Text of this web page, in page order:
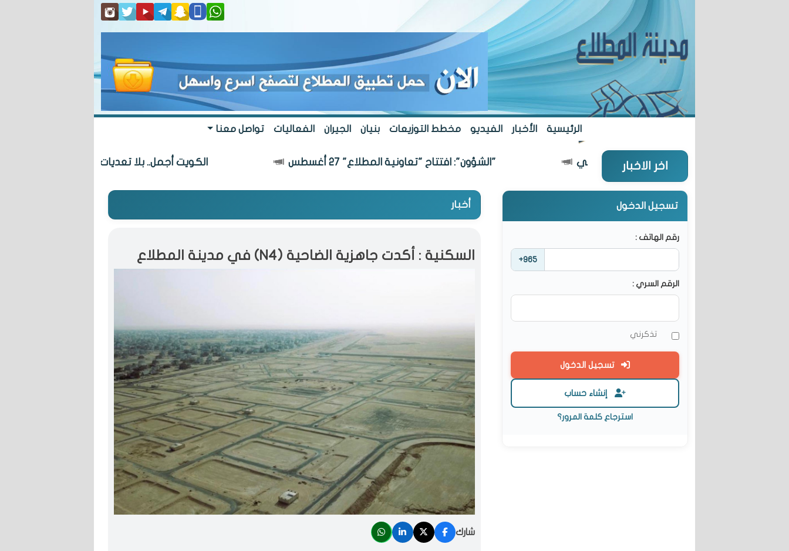
الرئيسية الأخبار الفيديو مخطط التوزيعات بنيان الجيران الفعاليات تواصل معنا
اخر الاخبار "الشؤون": افتتاح "تعاونية المطلاع" 27 أغسطس الكويت أجمل.. بلا تعديات
أخبار
السكنية : أكدت جاهزية الضاحية (N4) في مدينة المطلاع
شارك
تسجيل الدخول
رقم الهاتف :
+965
الرقم السري :
تذكرني
تسجيل الدخول
إنشاء حساب
استرجاع كلمة المرور؟